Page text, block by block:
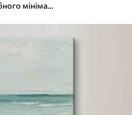
Акварель з імітацією рибного мінімалізму